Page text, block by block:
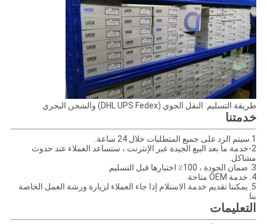
طريقة التسليم: النقل الجوي (DHL UPS Fedex) والشحن البحري
خدمتنا
1.سيتم الرد على جميع المتطلبات خلال 24 ساعة.
2-خدمة ما بعد البيع الجيدة عبر الإنترنت ، ستساعد العملاء عند حدوث
مشاكل.
3. ضمان الجودة ، 100٪ اختبارها قبل التسليم.
4. خدمة OEM متاحة.
5. يمكننا تقديم خدمة الاستلام إذا جاء العملاء لزيارة ورشة العمل الخاصة
بنا.
التعليمات